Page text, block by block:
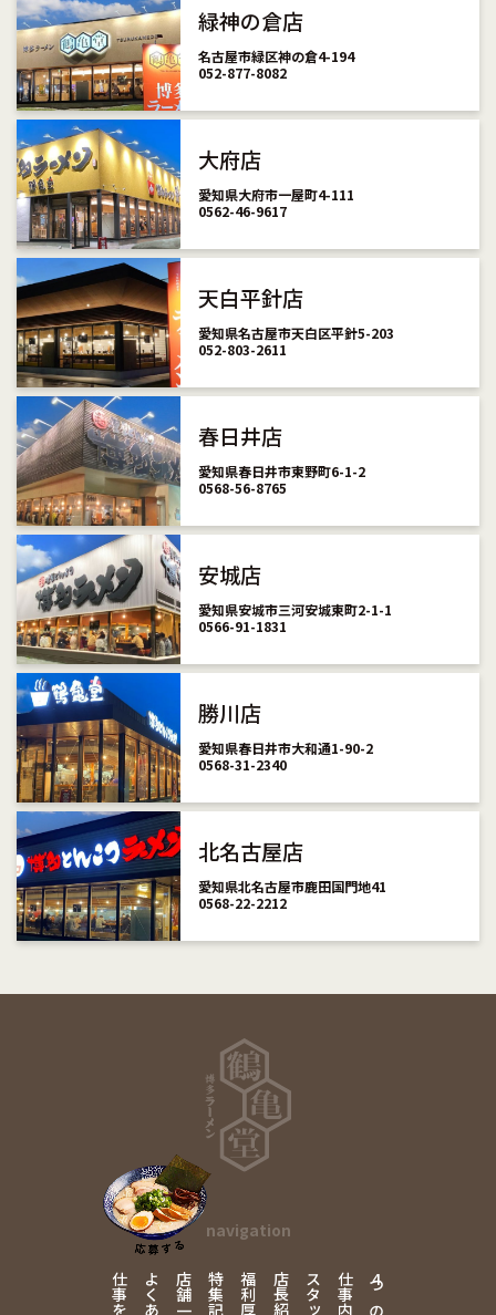
緑神の倉店
名古屋市緑区神の倉4-194
052-877-8082
大府店
愛知県大府市一屋町4-111
0562-46-9617
天白平針店
愛知県名古屋市天白区平針5-203
052-803-2611
春日井店
愛知県春日井市東野町6-1-2
0568-56-8765
安城店
愛知県安城市三河安城東町2-1-1
0566-91-1831
勝川店
愛知県春日井市大和通1-90-2
0568-31-2340
北名古屋店
愛知県北名古屋市鹿田国門地41
0568-22-2212
navigation
4
仕事内容
店長紹介
福利厚生
特集記事
店舗一覧